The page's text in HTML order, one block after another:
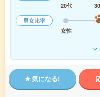
20代
男女比率
女性
気になる!